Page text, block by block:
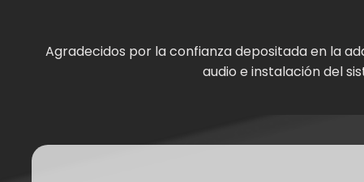
Agradecidos por la confianza depositada en la
audio e instalación del